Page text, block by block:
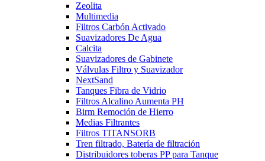
Zeolita
Multimedia
Filtros Carbón Activado
Suavizadores De Agua
Calcita
Suavizadores de Gabinete
Válvulas Filtro y Suavizador
NextSand
Tanques Fibra de Vidrio
Filtros Alcalino Aumenta PH
Birm Remoción de Hierro
Medias Filtrantes
Filtros TITANSORB
Tren filtrado, Batería de filtración
Distribuidores toberas PP para Tanque